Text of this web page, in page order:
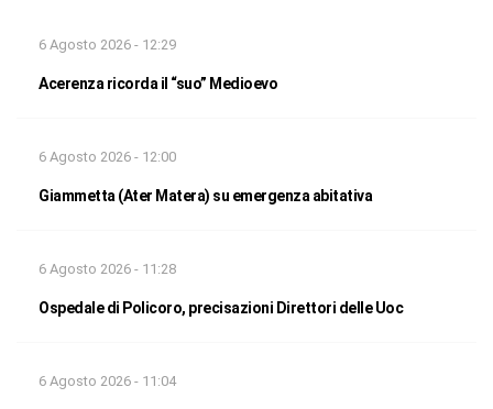
6 Agosto 2026 - 12:29
Acerenza ricorda il “suo” Medioevo
6 Agosto 2026 - 12:00
Giammetta (Ater Matera) su emergenza abitativa
6 Agosto 2026 - 11:28
Ospedale di Policoro, precisazioni Direttori delle Uoc
6 Agosto 2026 - 11:04